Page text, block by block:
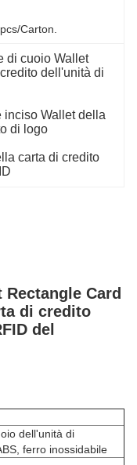
carton.
di cuoio Wallet
dell'unità di
inciso Wallet della
di logo
carta di credito
Card
di credito
del
dell'unità di
ferro inossidabile